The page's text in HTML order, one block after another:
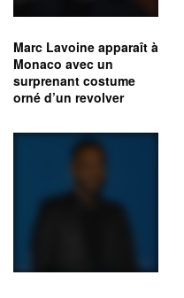
Marc Lavoine apparaît à
Monaco avec un
surprenant costume
orné d’un revolver